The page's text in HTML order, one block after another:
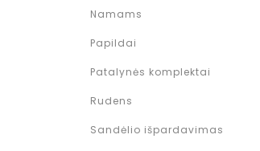
Namams
Papildai
Patalynės komplektai
Rudens
Sandėlio išpardavimas